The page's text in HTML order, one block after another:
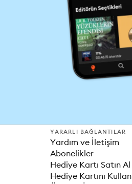
YARARLI BAĞLANTILAR
Yardım ve İletişim
Abonelikler
Hediye Kartı Satın Al
Hediye Kartını Kullan